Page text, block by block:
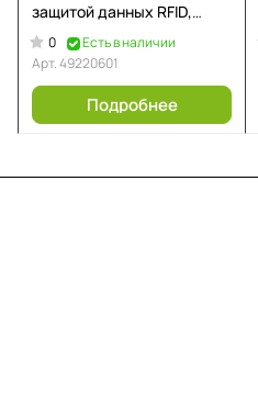
защитой данных RFID,
черный, натуральная
воловья кожа, 11х0,5х8,5
см
0
Есть в наличии
Арт.49220601
Подробнее